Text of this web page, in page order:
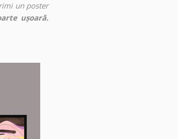
un poster
ușoară.